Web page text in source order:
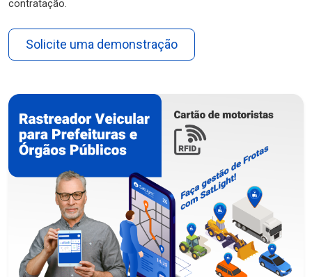
contratação.
Solicite uma demonstração